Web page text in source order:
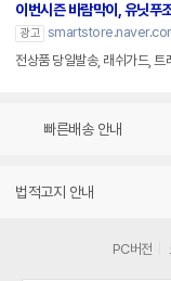
이번시즌 바람막이, 유닛푸
광고
전상품 당일발송, 래쉬가드,
빠른배송 안내
법적고지 안내
PC버전